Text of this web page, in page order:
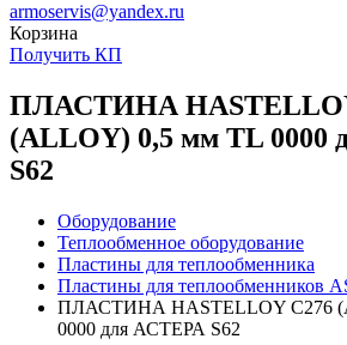
armoservis@yandex.ru
Корзина
Получить КП
ПЛАСТИНА
(ALLOY) 0,5 мм TL 0000
S62
Оборудование
Теплообменное оборудование
Пластины для теплообменника
Пластины для теплообменников
ПЛАСТИНА HASTELLOY C276
0000 для АСТЕРА S62